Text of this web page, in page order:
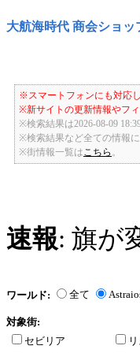
大航海時代 商会ショッ
※スマートフォンにも対応
※新サイトの更新情報やフ
※検索結果は2026-08-09
※検索結果など全ての情報
※街情報一覧は こちら
速報: 旗が
ワールド: 全て
対象街:
セビリア